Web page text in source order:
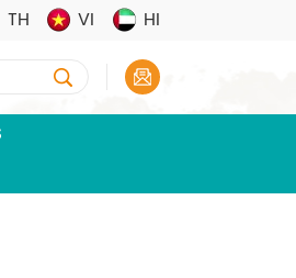
TH VI HI